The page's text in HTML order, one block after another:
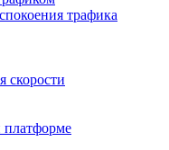
трафика
скорости
платформе